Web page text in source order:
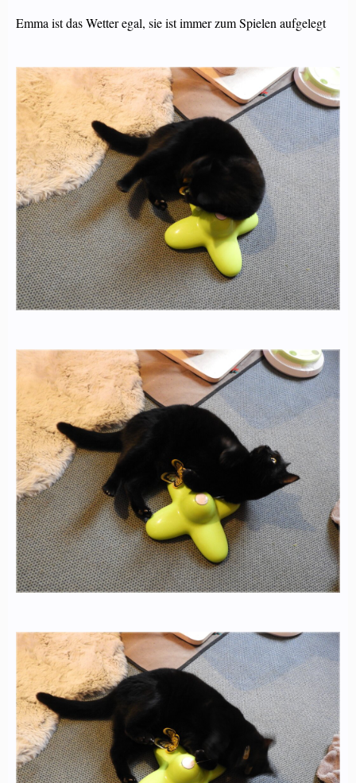
Emma ist das Wetter egal, sie ist immer zum Spielen aufgelegt